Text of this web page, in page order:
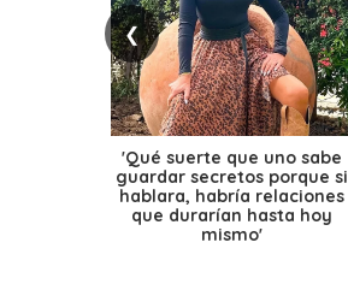
❮
'Qué suerte que uno sabe
guardar secretos porque si
hablara, habría relaciones
que durarían hasta hoy
mismo'